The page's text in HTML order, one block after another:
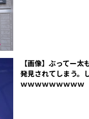
【画像】ぶってー太
発見されてしまう。
ｗｗｗｗｗｗｗｗｗ